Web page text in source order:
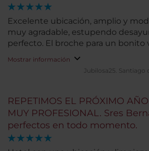
Excelente ubicación, amplio y
muy agradable, estupendo
perfecto. El broche para un bonito
Mostrar información
Jubilosa25. Santiago
REPETIMOS EL PRÓXIMO
MUY PROFESIONAL. Sres
perfectos en todo momento.